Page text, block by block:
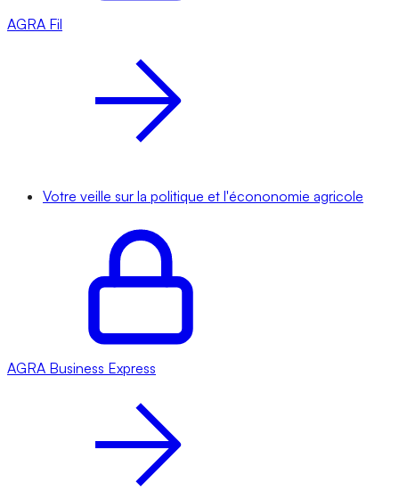
AGRA Fil
Votre veille sur la politique et l'écononomie agricole
AGRA Business Express